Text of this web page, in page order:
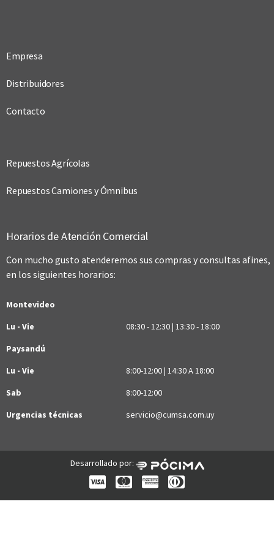
Empresa
Distribuidores
Contacto
Repuestos Agrícolas
Repuestos Camiones y Ómnibus
Horarios de Atención Comercial
Con mucho gusto atenderemos sus compras y consultas afines,
en los siguientes horarios:
Montevideo
Lu - Vie
08:30 - 12:30 | 13:30 - 18:00
Paysandú
Lu - Vie
8:00-12:00 | 14:30 A 18:00
Sab
8:00-12:00
Urgencias técnicas
servicio@cumsa.com.uy
Desarrollado por: